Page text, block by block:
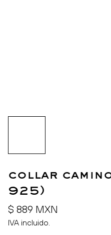
collar
925)
Precio
regular
$ 889 MXN
IVA incluido.